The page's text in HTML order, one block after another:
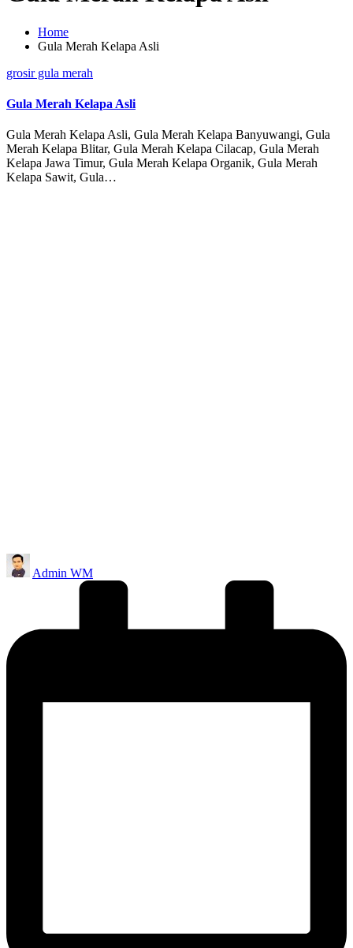
Home
Gula Merah Kelapa Asli
Posted
grosir gula merah
Gula Merah Kelapa Asli
Gula Merah Kelapa Asli, Gula Merah Kelapa Banyuwangi, Gula
Merah Kelapa Blitar, Gula Merah Kelapa Cilacap, Gula Merah
Kelapa Jawa Timur, Gula Merah Kelapa Organik, Gula Merah
Kelapa Sawit, Gula…
Posted
by
Admin WM